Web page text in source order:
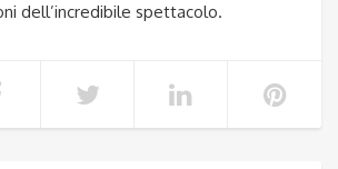
dell’incredibile spettacolo.